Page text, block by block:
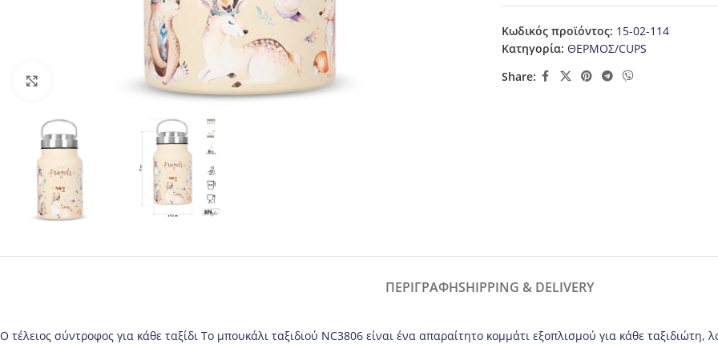
Κωδικός προϊόντος: 15-02-114
Κατηγορία: ΘΕΡΜΟΣ/CUPS
Share:
ΠΕΡΙΓΡΑΦΉSHIPPING & DELIVERY
Ο τέλειος σύντροφος για κάθε ταξίδι Το μπουκάλι ταξιδιού NC3806 είναι ένα απαραίτητο κομμάτι εξοπλισμού για κάθε